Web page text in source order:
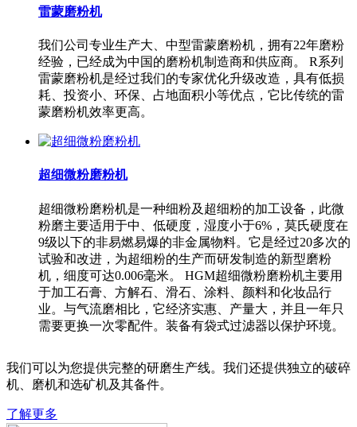
雷蒙磨粉机
我们公司专业生产大、中型雷蒙磨粉机，拥有22年磨粉
经验，已经成为中国的磨粉机制造商和供应商。 R系列
雷蒙磨粉机是经过我们的专家优化升级改造，具有低损
耗、投资小、环保、占地面积小等优点，它比传统的雷
蒙磨粉机效率更高。
超细微粉磨粉机
超细微粉磨粉机是一种细粉及超细粉的加工设备，此微
粉磨主要适用于中、低硬度，湿度小于6%，莫氏硬度在
9级以下的非易燃易爆的非金属物料。它是经过20多次的
试验和改进，为超细粉的生产而研发制造的新型磨粉
机，细度可达0.006毫米。 HGM超细微粉磨粉机主要用
于加工石膏、方解石、滑石、涂料、颜料和化妆品行
业。与气流磨相比，它经济实惠、产量大，并且一年只
需要更换一次零配件。装备有袋式过滤器以保护环境。
我们可以为您提供完整的研磨生产线。我们还提供独立的破碎
机、磨机和选矿机及其备件。
了解更多